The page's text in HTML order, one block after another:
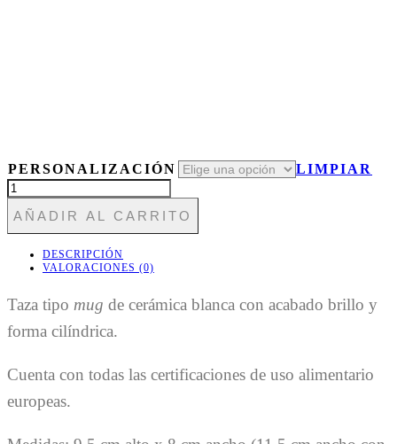
PERSONALIZACIÓN
LIMPIAR
TAZA460
ARQUITECTO
CANTIDAD
AÑADIR AL CARRITO
DESCRIPCIÓN
VALORACIONES (0)
Taza tipo mug de cerámica blanca con acabado brillo y
forma cilíndrica.
Cuenta con todas las certificaciones de uso alimentario
europeas.